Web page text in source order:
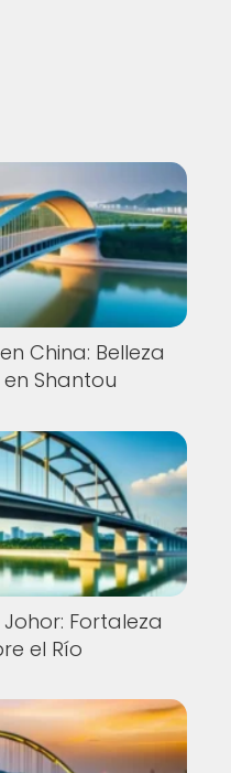
China: Belleza
Shantou
Fortaleza
el Río